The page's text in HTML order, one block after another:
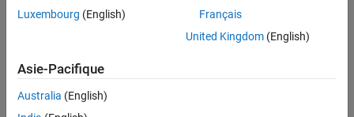
Luxembourg (English)
Français
United Kingdom(English)
Asie-Pacifique
Australia (English)